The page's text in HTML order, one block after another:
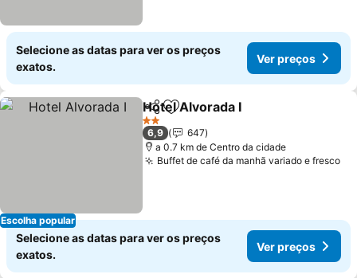
Selecione as datas para ver os preços
exatos.
Ver preços
Escolha popular
PartilharAdicionar aos favoritos
Hotel Alvorada I
2 Estrelas
6,9
647
a 0.7 km de Centro da cidade
Buffet de café da manhã variado e fresco
Selecione as datas para ver os preços
exatos.
Ver preços